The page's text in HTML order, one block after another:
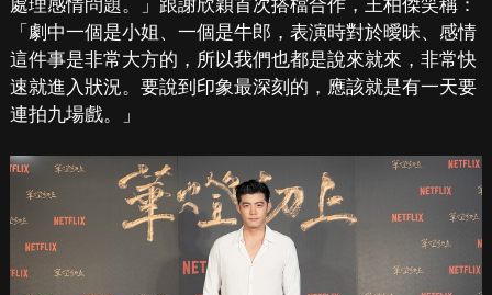
處理感情問題。」跟謝欣穎首次搭檔合作，王柏傑笑稱：
「劇中一個是小姐、一個是牛郎，表演時對於曖昧、感情
這件事是非常大方的，所以我們也都是說來就來，非常快
速就進入狀況。要說到印象最深刻的，應該就是有一天要
連拍九場戲。」